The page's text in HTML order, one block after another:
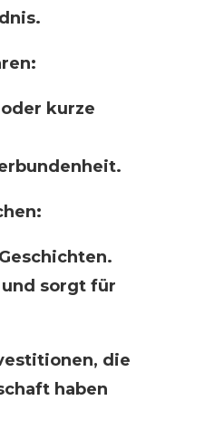
kurze
sorgt für
die
haben